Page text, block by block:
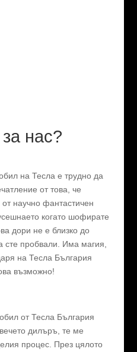
нас?
на Тесла е трудно да
от това, че
научно фантастичен
когато шофирате
дори не е близко до
пробвали. Има магия,
на Тесла България
възможно!
от Тесла България
дилъръ, те ме
процес. През цялото